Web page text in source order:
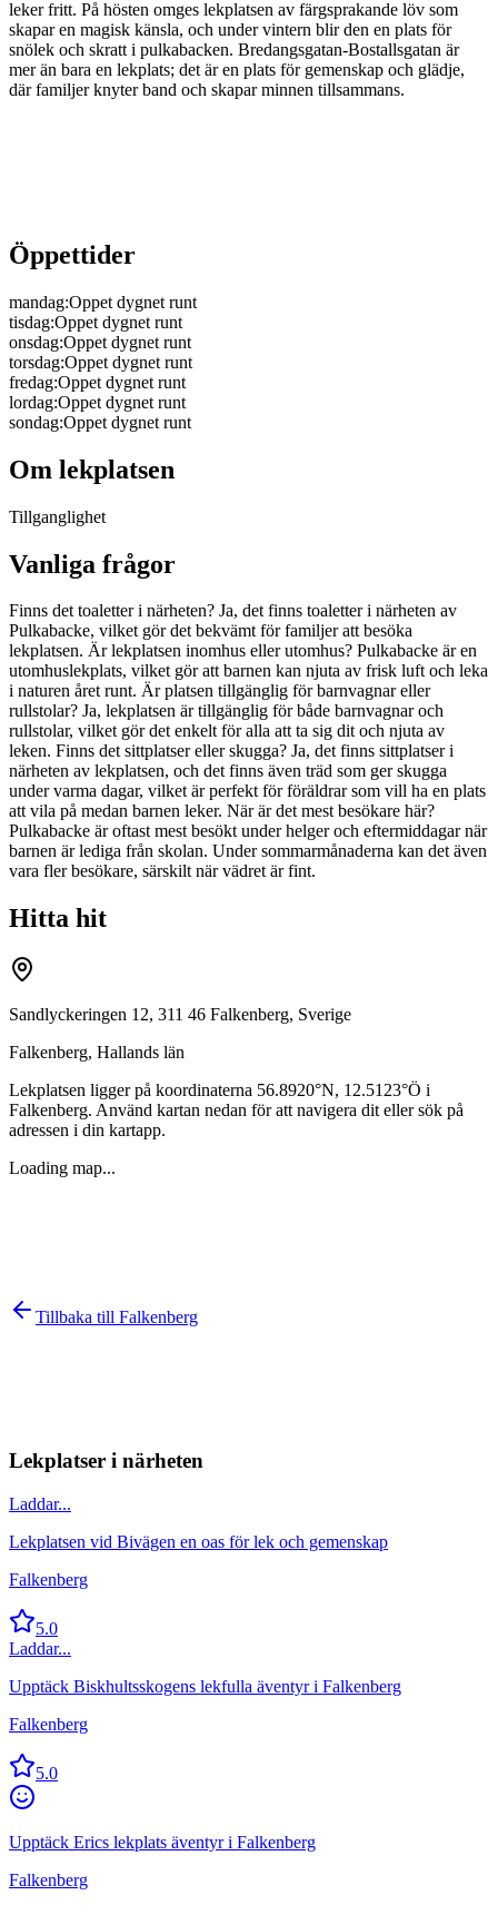
leker fritt. På hösten omges lekplatsen av färgsprakande löv som
skapar en magisk känsla, och under vintern blir den en plats för
snölek och skratt i pulkabacken. Bredangsgatan-Bostallsgatan är
mer än bara en lekplats; det är en plats för gemenskap och glädje,
där familjer knyter band och skapar minnen tillsammans.
Öppettider
mandag:Oppet dygnet runt
tisdag:Oppet dygnet runt
onsdag:Oppet dygnet runt
torsdag:Oppet dygnet runt
fredag:Oppet dygnet runt
lordag:Oppet dygnet runt
sondag:Oppet dygnet runt
Om lekplatsen
Tillganglighet
Vanliga frågor
Finns det toaletter i närheten? Ja, det finns toaletter i närheten av
Pulkabacke, vilket gör det bekvämt för familjer att besöka
lekplatsen. Är lekplatsen inomhus eller utomhus? Pulkabacke är en
utomhuslekplats, vilket gör att barnen kan njuta av frisk luft och leka
i naturen året runt. Är platsen tillgänglig för barnvagnar eller
rullstolar? Ja, lekplatsen är tillgänglig för både barnvagnar och
rullstolar, vilket gör det enkelt för alla att ta sig dit och njuta av
leken. Finns det sittplatser eller skugga? Ja, det finns sittplatser i
närheten av lekplatsen, och det finns även träd som ger skugga
under varma dagar, vilket är perfekt för föräldrar som vill ha en plats
att vila på medan barnen leker. När är det mest besökare här?
Pulkabacke är oftast mest besökt under helger och eftermiddagar när
barnen är lediga från skolan. Under sommarmånaderna kan det även
vara fler besökare, särskilt när vädret är fint.
Hitta hit
Sandlyckeringen 12, 311 46 Falkenberg, Sverige
Falkenberg, Hallands län
Lekplatsen ligger på koordinaterna 56.8920°N, 12.5123°Ö i
Falkenberg. Använd kartan nedan för att navigera dit eller sök på
adressen i din kartapp.
Loading map...
Tillbaka till Falkenberg
Lekplatser i närheten
Laddar...
Lekplatsen vid Bivägen en oas för lek och gemenskap
Falkenberg
5.0
Laddar...
Upptäck Biskhultsskogens lekfulla äventyr i Falkenberg
Falkenberg
5.0
Upptäck Erics lekplats äventyr i Falkenberg
Falkenberg